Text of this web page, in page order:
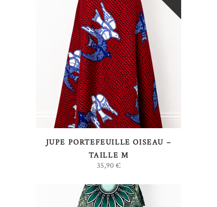
LIRE LA SUITE
JUPE PORTEFEUILLE OISEAU –
TAILLE M
35,90€